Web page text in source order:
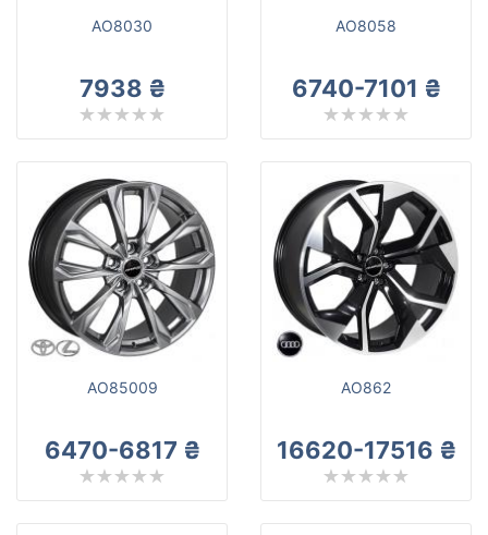
AO8030
7938 ₴
AO8058
6740-7101 ₴
AO85009
6470-6817 ₴
AO862
16620-17516 ₴